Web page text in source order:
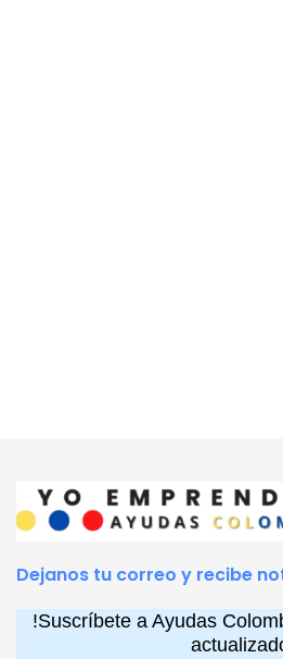
Dejanos tu correo y recibe
!Suscríbete a Ayudas